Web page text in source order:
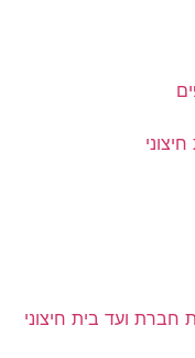
חברת ועד בית חיצוני